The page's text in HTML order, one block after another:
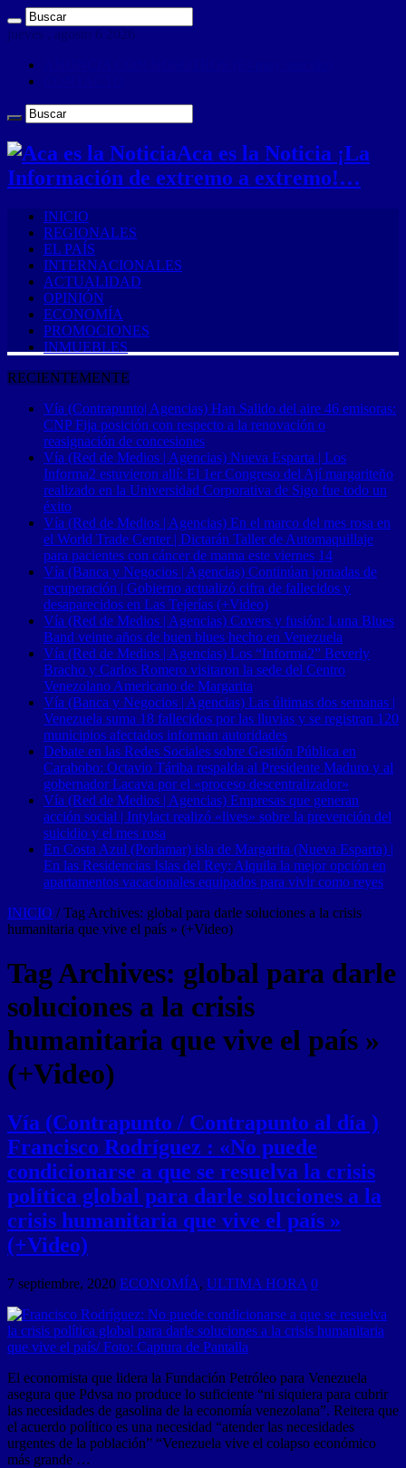
jueves , agosto 6 2026
Aca es la Noticia ¡La
Información de extremo a extremo!…
INICIO
REGIONALES
EL PAÍS
INTERNACIONALES
ACTUALIDAD
OPINIÓN
ECONOMÍA
PROMOCIONES
INMUEBLES
RECIENTEMENTE
Vía (Contrapunto| Agencias) Han Salido del aire 46 emisoras:
CNP Fija posición con respecto a la renovación o
reasignación de concesiones
Vía (Red de Medios | Agencias) Nueva Esparta | Los
Informa2 estuvieron allí: El 1er Congreso del Ají margariteño
realizado en la Universidad Corporativa de Sigo fue todo un
éxito
Vía (Red de Medios | Agencias) En el marco del mes rosa en
el World Trade Center | Dictarán Taller de Automaquillaje
para pacientes con cáncer de mama este viernes 14
Vía (Banca y Negocios | Agencias) Continúan jornadas de
recuperación | Gobierno actualizó cifra de fallecidos y
desaparecidos en Las Tejerías (+Video)
Vía (Red de Medios | Agencias) Covers y fusión: Luna Blues
Band veinte años de buen blues hecho en Venezuela
Vía (Red de Medios | Agencias) Los “Informa2” Beverly
Bracho y Carlos Romero visitaron la sede del Centro
Venezolano Americano de Margarita
Vía (Banca y Negocios | Agencias) Las últimas dos semanas |
Venezuela suma 18 fallecidos por las lluvias y se registran 120
municipios afectados informan autoridades
Debate en las Redes Sociales sobre Gestión Pública en
Carabobo: Octavio Táriba respalda al Presidente Maduro y al
gobernador Lacava por el «proceso descentralizador»
Vía (Red de Medios | Agencias) Empresas que generan
acción social | Intylact realizó «lives» sobre la prevención del
suicidio y el mes rosa
En Costa Azul (Porlamar) isla de Margarita (Nueva Esparta) |
En las Residencias Islas del Rey: Alquila la mejor opción en
apartamentos vacacionales equipados para vivir como reyes
INICIO / Tag Archives: global para darle soluciones a la crisis
humanitaria que vive el país » (+Video)
Tag Archives: global para darle
soluciones a la crisis
humanitaria que vive el país »
(+Video)
Vía (Contrapunto / Contrapunto al día )
Francisco Rodríguez : «No puede
condicionarse a que se resuelva la crisis
política global para darle soluciones a la
crisis humanitaria que vive el país »
(+Video)
7 septiembre, 2020 ECONOMÍA, ULTIMA HORA 0
El economista que lidera la Fundación Petróleo para Venezuela
asegura que Pdvsa no produce lo suficiente “ni siquiera para cubrir
las necesidades de gasolina de la economía venezolana”. Reitera que
el acuerdo político es una necesidad “atender las necesidades
urgentes de la población” “Venezuela vive el colapso económico
más grande …